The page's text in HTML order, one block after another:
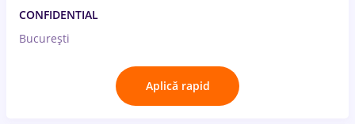
CONFIDENTIAL
București
Aplică rapid